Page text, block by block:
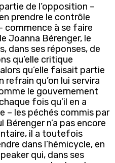
de l’opposition –
prendre le contrôle
commence à se faire
Joanna Bérenger, le
dans ses réponses, de
qu’elle critique
qu’elle faisait partie
refrain qu’on lui servira
le gouvernement
fois qu’il en a
– les péchés commis par
Bérenger n’a pas encore
il a toutefois
dans l’hémicycle, en
qui, dans ses